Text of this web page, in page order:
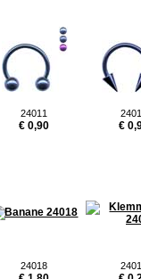
24011
€ 0,90 €
24018